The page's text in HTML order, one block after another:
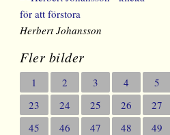
Herbert Johansson
Fler bilder
1 2 3 4 5
23
24 25 26 27
45
46 47 48 49